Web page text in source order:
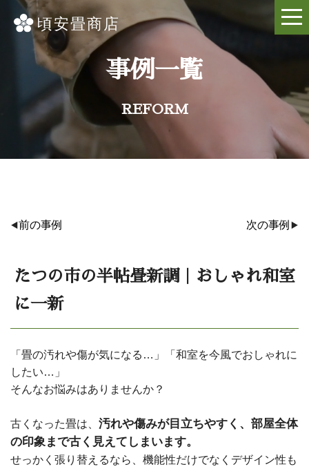
事例一覧
REFORM
前の事例 次の事例
たつの市の半帖畳新調｜おしゃれ和室
に一新
「畳の汚れや傷が気になる…」「和室を今風でおしゃれに
したい…」
そんなお悩みはありませんか？
古くなった畳は、 汚れや傷みが目立ちやすく、部屋全体
の印象まで古く見えてしまいます。
せっかく張り替えるなら、機能性だけでなくデザイン性も